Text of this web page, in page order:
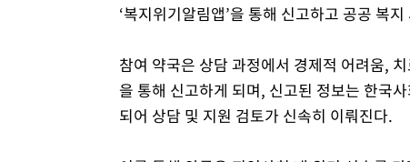
‘복지위기알림앱’을 통해 신고하고 공공 복
참여 약국은 상담 과정에서 경제적 어려움,
을 통해 신고하게 되며, 신고된 정보는 한국
되어 상담 및 지원 검토가 신속히 이뤄진다.